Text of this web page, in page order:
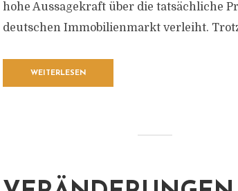
hohe Aussagekraft über die tatsächliche
deutschen Immobilienmarkt verleiht.
WEITERLESEN